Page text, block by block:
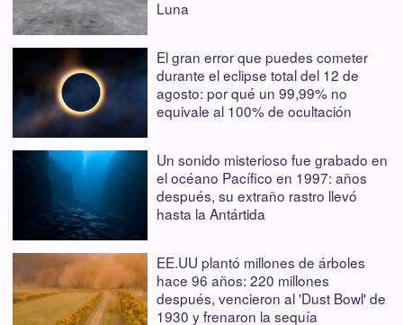
Luna
El gran error que puedes cometer
durante el eclipse total del 12 de
agosto: por qué un 99,99% no
equivale al 100% de ocultación
Un sonido misterioso fue grabado en
el océano Pacífico en 1997: años
después, su extraño rastro llevó
hasta la Antártida
EE.UU plantó millones de árboles
hace 96 años: 220 millones
después, vencieron al 'Dust Bowl' de
1930 y frenaron la sequía